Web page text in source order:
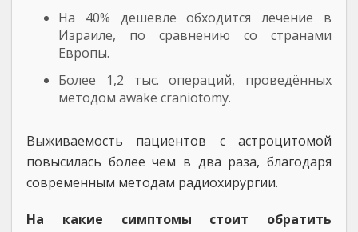
На 40% дешевле обходится лечение в
Израиле, по сравнению со странами
Европы.
Более 1,2 тыс. операций, проведённых
методом awake craniotomy.
Выживаемость пациентов с астроцитомой
повысилась более чем в два раза, благодаря
современным методам радиохирургии.
На какие симптомы стоит обратить